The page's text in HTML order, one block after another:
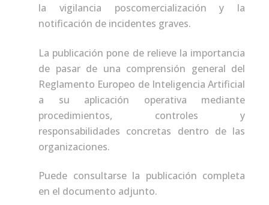
la vigilancia poscomercialización y la
notificación de incidentes graves.
La publicación pone de relieve la importancia
de pasar de una comprensión general del
Reglamento Europeo de Inteligencia Artificial
a su aplicación operativa mediante
procedimientos, controles y
responsabilidades concretas dentro de las
organizaciones.
Puede consultarse la publicación completa
en el documento adjunto.